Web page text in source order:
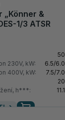
„Könner &
1/3 ATSR
50
230V, kW:
6.5/6.0
400V, kW:
7.5/7.0
20
h***:
11.1